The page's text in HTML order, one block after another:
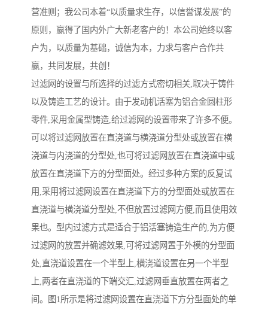
营准则；我公司本着“以质量求生存，以信誉谋发展”的
原则，赢得了国内外广大新老客户的！本公司始终以客
户为，以质量为基础，诚信为本，力求与客户合作共
赢，共同发展，共创！
过滤网的设置与所选择的过滤方式密切相关,取决于铸件
以及铸造工艺的设计。由于发动机活塞为铝合金圆柱形
零件,采用金属型铸造,给过滤网的设置带来了许多不便。
可以将过滤网放置在直浇道与横浇道分型处或放置在横
浇道与内浇道的分型处,也可将过滤网放置在直浇道中或
放置在直浇道下方的分型面处。经过多种方案的反复试
用,采用将过滤网设置在直浇道下方的分型面处或放置在
直浇道与横浇道分型处,不但放置过滤网方便,而且使用效
果也。型内过滤方式是适合于铝活塞铸造生产的,为方便
过滤网的放置并确滤效果,可将过滤网置于外模的分型面
处,直浇道设置在一个半型上,横浇道设置在另一个半型
上,两者在直浇道的下端交汇,过滤网垂直放置在两者之
间。图1所示是将过滤网设置在直浇道下方分型面处的单